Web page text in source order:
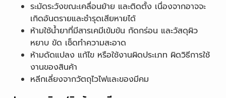
ระมัดระวังขณะเคลื่อนย้าย และติดตั้ง เนื่องจากอาจจะ
เกิดอันตรายและชำรุดเสียหายได้
ห้ามใช้น้ำยาที่มีสารเคมีเข้มข้น กัดกร่อน และวัสดุผิว
หยาบ ขัด เช็ดทำความสะอาด
ห้ามดัดแปลง แก้ไข หรือใช้งานผิดประเภท ผิดวิธีการใช้
งานของสินค้า
หลีกเลี่ยงจากวัตถุไวไฟและของมีคม